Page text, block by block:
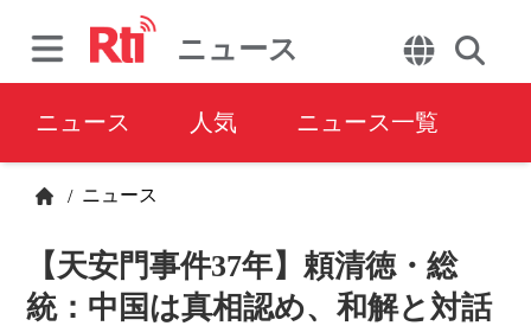
ニュース
ニュース 人気 ニュース一覧
/ ニュース
【天安門事件37年】頼清徳・総
統：中国は真相認め、和解と対話